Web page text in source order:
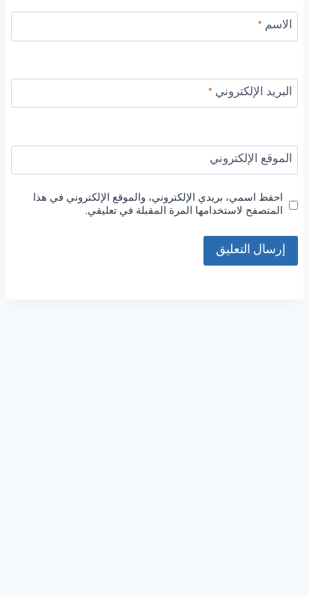
الاسم*
البريد الإلكتروني*
الموقع الإلكتروني
احفظ اسمي، بريدي الإلكتروني، والموقع الإلكتروني في هذا
المتصفح لاستخدامها المرة المقبلة في تعليقي.